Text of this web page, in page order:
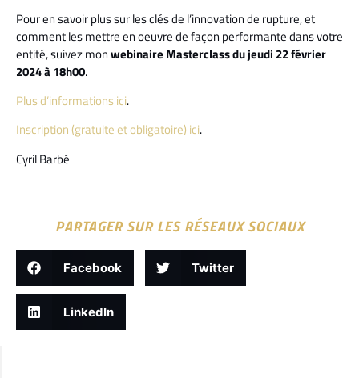
Pour en savoir plus sur les clés de l’innovation de rupture, et
comment les mettre en oeuvre de façon performante dans votre
entité, suivez monwebinaire Masterclass du jeudi 22 février
2024 à 18h00.
Plus d’informations ici.
Inscription (gratuite et obligatoire) ici.
Cyril Barbé
PARTAGER SUR LES RÉSEAUX SOCIAUX
Facebook Twitter
LinkedIn